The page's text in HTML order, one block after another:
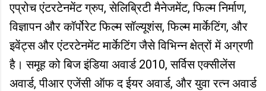
एप्रोच एंटरटेनमेंट ग्रुप, सेलिब्रिटी मैनेजमेंट, फिल्म निर्माण,
विज्ञापन और कॉर्पोरेट फिल्म सॉल्यूशंस, फिल्म मार्केटिंग, और
इवेंट्स और एंटरटेनमेंट मार्केटिंग जैसे विभिन्न क्षेत्रों में अग्रणी
है। समूह को बिज इंडिया अवार्ड 2010, सर्विस एक्सीलेंस
अवार्ड, पीआर एजेंसी ऑफ द ईयर अवार्ड, और युवा रत्न अवार्ड